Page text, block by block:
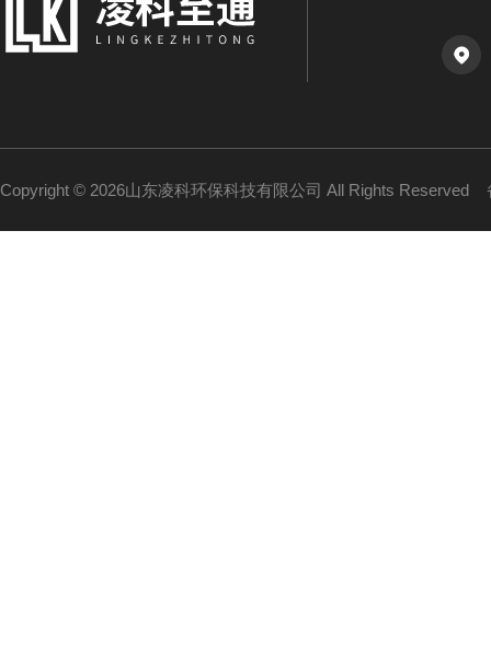
Copyright © 2026山东凌科环保科技有限公司 All Rights Reserved